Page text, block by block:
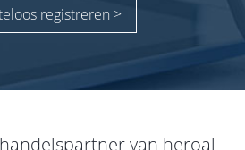
registreren >
van heroal